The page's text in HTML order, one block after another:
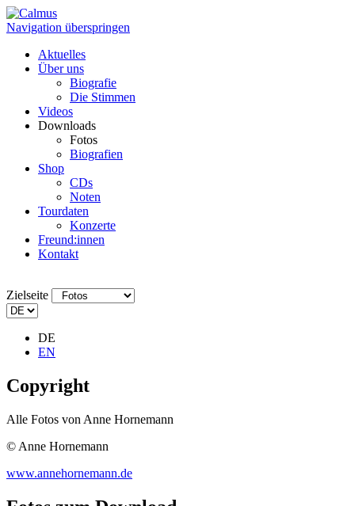
Navigation überspringen
Aktuelles
Über uns
Biografie
Die Stimmen
Videos
Downloads
Fotos
Biografien
Shop
CDs
Noten
Tourdaten
Konzerte
Freund:innen
Kontakt
Zielseite
DE
EN
Copyright
Alle Fotos von Anne Hornemann
© Anne Hornemann
www.annehornemann.de